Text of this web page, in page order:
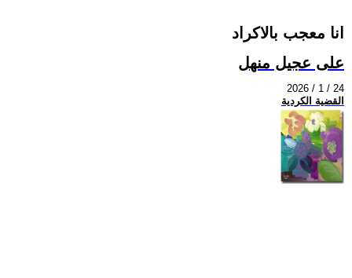
انا معجب بالاكراد
على عجيل منهل
2026 / 1 / 24
القضية الكردية